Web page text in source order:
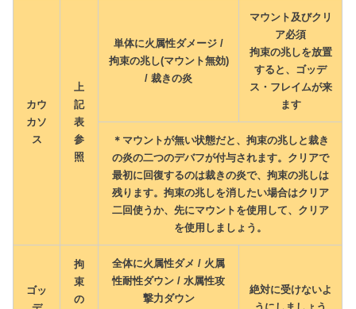
カウ
カソ
ス
上
記
表
参
照
単体に火属性ダメージ /
拘束の兆し(マウント無効)
/ 裁きの炎
マウント及びクリ
ア必須
拘束の兆しを放置
すると、ゴッデ
ス・フレイムが来
ます
＊マウントが無い状態だと、拘束の兆しと裁き
の炎の二つのデバフが付与されます。クリアで
最初に回復するのは裁きの炎で、拘束の兆しは
残ります。拘束の兆しを消したい場合はクリア
二回使うか、先にマウントを使用して、クリア
を使用しましょう。
ゴッ
拘
束
の
全体に火属性ダメ / 火属
性耐性ダウン / 水属性攻
撃力ダウン
絶対に受けないよ